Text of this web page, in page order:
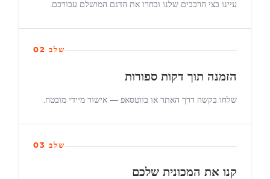
עיינו בצי הרכבים שלנו ובחרו את הדגם המושלם עבורכם.
שלב 02
הזמנה תוך דקות ספורות
שלחו בקשה דרך האתר או בווטסאפ — אישור מיידי מובטח.
שלב 03
קנו את המכונית שלכם